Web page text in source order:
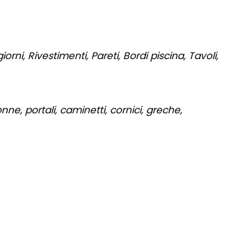
Rivestimenti, Pareti, Bordi piscina, Tavoli,
portali, caminetti, cornici, greche,